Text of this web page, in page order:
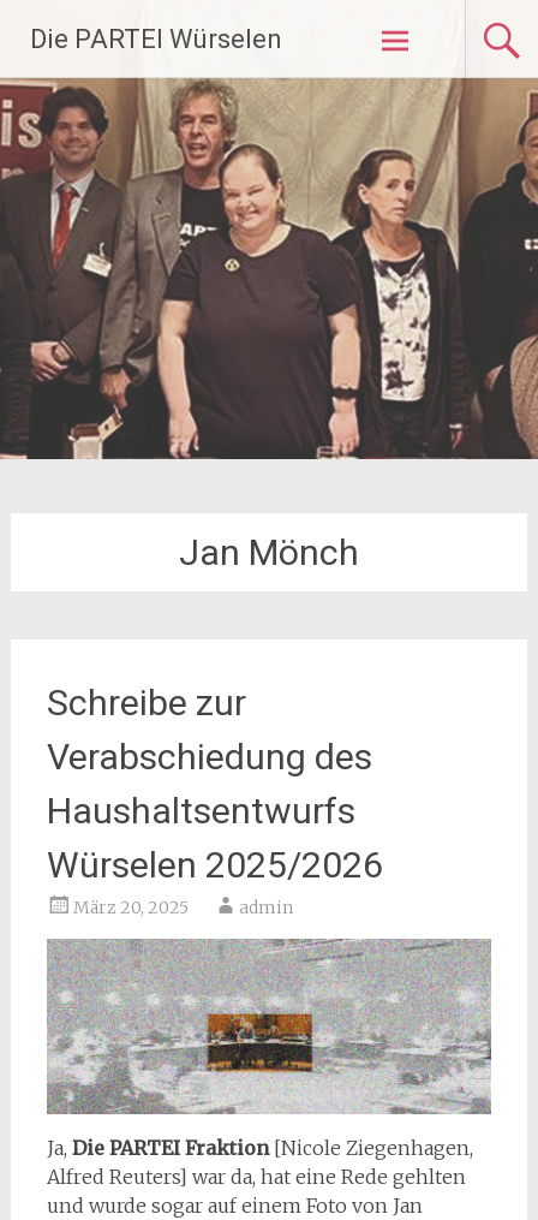
Inhalt
springen
Die PARTEI Würselen
Jan Mönch
Schreibe zur
Verabschiedung des
Haushaltsentwurfs
Würselen 2025/2026
März 20, 2025 admin
Ja, Die PARTEI Fraktion[Nicole Ziegenhagen,
Alfred Reuters] war da, hat eine Rede gehlten
und wurde sogar auf einem Foto von Jan